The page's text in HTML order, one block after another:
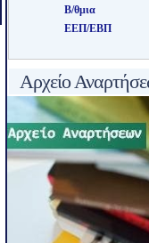
Β/θμια
ΕΕΠ/ΕΒΠ
Αρχείο